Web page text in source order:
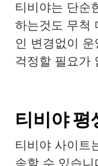
티비야는 단순
하는것도 무척
인 변경없이
걱정할 필요가
티비야 평
티비야 사이트
속할 수 있습